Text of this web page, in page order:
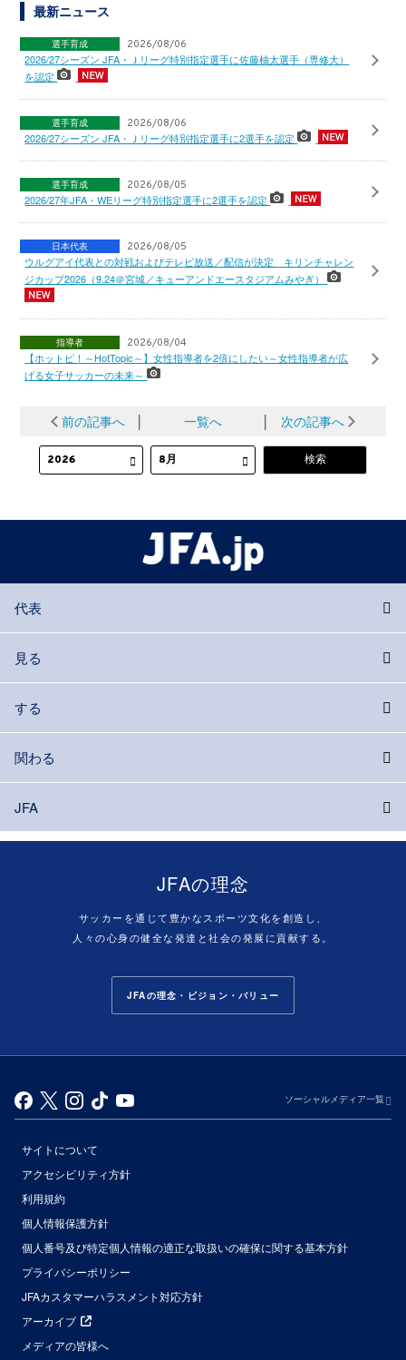
最新ニュース
選手育成 2026/08/06
2026/27シーズン JFA・Ｊリーグ特別指定選手に佐藤柚太選手（専修大）
を認定
選手育成 2026/08/06
2026/27シーズン JFA・Ｊリーグ特別指定選手に2選手を認定
選手育成 2026/08/05
2026/27年JFA・WEリーグ特別指定選手に2選手を認定
日本代表 2026/08/05
ウルグアイ代表との対戦およびテレビ放送／配信が決定 キリンチャレン
ジカップ2026（9.24＠宮城／キューアンドエースタジアムみやぎ）
指導者 2026/08/04
【ホットピ！～HotTopic～】女性指導者を2倍にしたい～女性指導者が広
げる女子サッカーの未来～
前の記事へ │ 一覧へ │ 次の記事へ
代表
見る
する
関わる
JFA
JFAの理念
サッカーを通じて豊かなスポーツ文化を創造し、
人々の心身の健全な発達と社会の発展に貢献する。
JFAの理念・ビジョン・バリュー
ソーシャルメディア一覧
サイトについて
アクセシビリティ方針
利用規約
個人情報保護方針
個人番号及び特定個人情報の適正な取扱いの確保に関する基本方針
プライバシーポリシー
JFAカスタマーハラスメント対応方針
アーカイブ
メディアの皆様へ